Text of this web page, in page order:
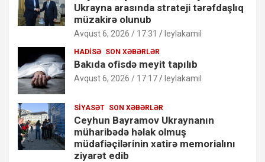
Ukrayna arasında strateji tərəfdaşlıq
müzakirə olunub
Avqust 6, 2026 / 17:31 leylakamil
HADISƏ SON XƏBƏRLƏR
Bakıda ofisdə meyit tapılıb
Avqust 6, 2026 / 17:17 leylakamil
SIYASƏT SON XƏBƏRLƏR
Ceyhun Bayramov Ukraynanın
müharibədə həlak olmuş
müdafiəçilərinin xatirə memorialını
ziyarət edib